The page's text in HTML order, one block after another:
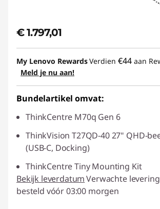
€ 1.797,01
My Lenovo RewardsVerdien €44 aan
Meld je nu aan!
Bundelartikel omvat:
ThinkCentre M70q Gen 6
ThinkVision T27QD-40 27" QHD-
(USB-C, Docking)
ThinkCentre Tiny Mounting Kit
Bekijk leverdatumVerwachte
besteld vóór 03:00 morgen